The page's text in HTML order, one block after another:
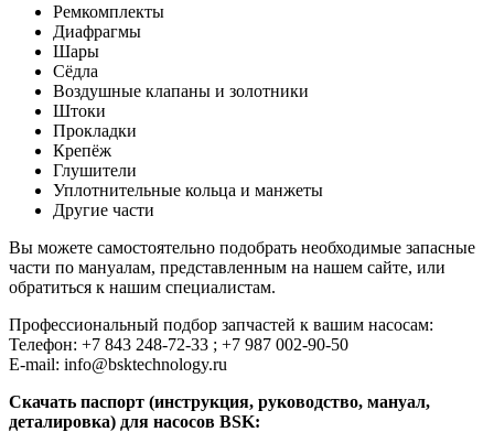
Ремкомплекты
Диафрагмы
Шары
Сёдла
Воздушные клапаны и золотники
Штоки
Прокладки
Крепёж
Глушители
Уплотнительные кольца и манжеты
Другие части
Вы можете самостоятельно подобрать необходимые запасные
части по мануалам, представленным на нашем сайте, или
обратиться к нашим специалистам.
Профессиональный подбор запчастей к вашим насосам:
Телефон: +7 843 248-72-33 ; +7 987 002-90-50
E-mail: info@bsktechnology.ru
Скачать паспорт (инструкция, руководство, мануал,
деталировка) для насосов BSK: